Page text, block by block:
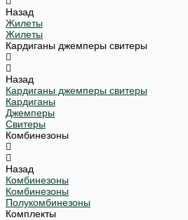
Назад
Жилеты
Жилеты
Кардиганы джемперы свитеры
Назад
Кардиганы джемперы свитеры
Кардиганы
Джемперы
Свитеры
Комбинезоны
Назад
Комбинезоны
Комбинезоны
Полукомбинезоны
Комплекты